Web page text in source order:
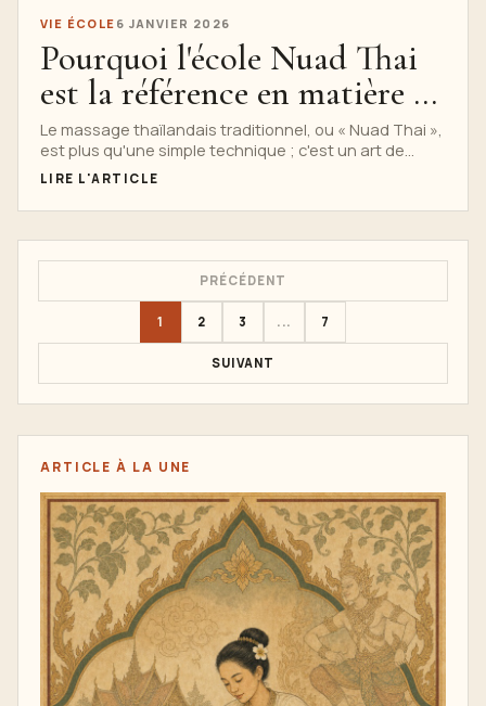
VIE ÉCOLE 6 JANVIER 2026
Pourquoi l'école Nuad Thai
est la référence en matière de
massage thaïlandais
traditionnel
Le massage thaïlandais traditionnel, ou « Nuad Thai »,
est plus qu'une simple technique ; c'est un art de
guérison vieux de plusieurs siècles...
LIRE L'ARTICLE
PRÉCÉDENT
1 2 3 ... 7
SUIVANT
ARTICLE À LA UNE